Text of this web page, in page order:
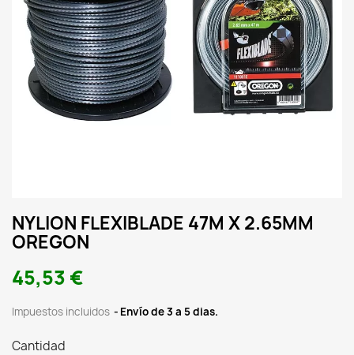
NYLION FLEXIBLADE 47M X 2.65MM
OREGON
45,53 €
Impuestos incluidos Envío de 3 a 5 dias.
Cantidad